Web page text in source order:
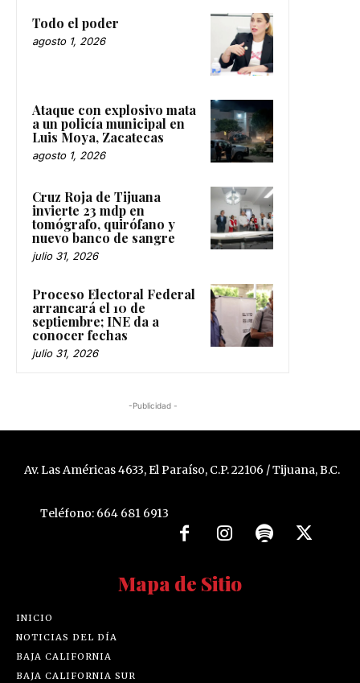
Todo el poder
agosto 1, 2026
Ataque con explosivo mata
a un policía municipal en
Luis Moya, Zacatecas
agosto 1, 2026
Cruz Roja de Tijuana
invierte 23 mdp en
tomógrafo, quirófano y
nuevo banco de sangre
julio 31, 2026
Proceso Electoral Federal
arrancará el 10 de
septiembre; INE da a
conocer fechas
julio 31, 2026
-Publicidad -
Av. Las Américas 4633, El Paraíso, C.P. 22106 / Tijuana, B.C.
Teléfono: 664 681 6913
Mapa de Sitio
INICIO
NOTICIAS DEL DÍA
BAJA CALIFORNIA
BAJA CALIFORNIA SUR